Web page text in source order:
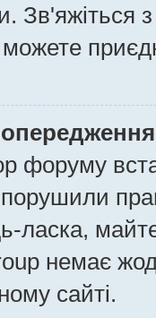
Зв'яжіться
форуму
ласка,
немає
сайті.